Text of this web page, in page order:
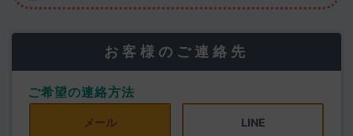
お客様のご連絡先
ご希望の連絡方法
メール LINE